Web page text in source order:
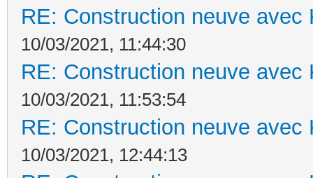
RE: Construction neuve avec
10/03/2021, 11:44:30
RE: Construction neuve avec
10/03/2021, 11:53:54
RE: Construction neuve avec
10/03/2021, 12:44:13